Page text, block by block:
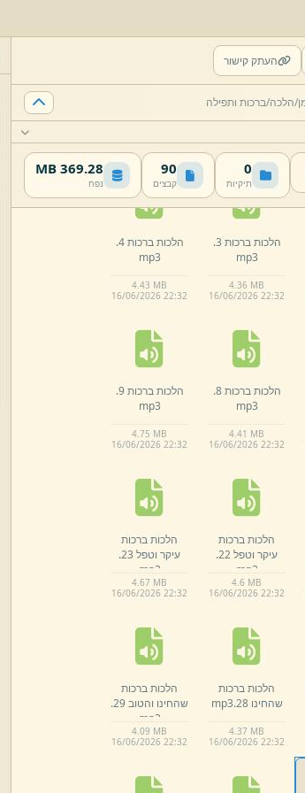
העתק קישור
הלכה/ברכות ותפילה
0
תיקיות
90
קבצים
369.28 MB
נפח
mp3
16/06/2026 22:32
16/06/2026 22:32
הלכות ברכות 3.
mp3
4.36 MB
16/06/2026 22:32
הלכות ברכות 4.
mp3
4.43 MB
16/06/2026 22:32
הלכות ברכות 8.
mp3
4.41 MB
16/06/2026 22:32
הלכות ברכות 9.
mp3
4.75 MB
16/06/2026 22:32
הלכות ברכות
עיקר וטפל 22.
mp3
4.6 MB
16/06/2026 22:32
הלכות ברכות
עיקר וטפל 23.
mp3
4.67 MB
16/06/2026 22:32
הלכות ברכות
שהחינו 28.
mp3
4.37 MB
16/06/2026 22:32
הלכות ברכות
שהחינו והטוב 29.
mp3
4.09 MB
16/06/2026 22:32